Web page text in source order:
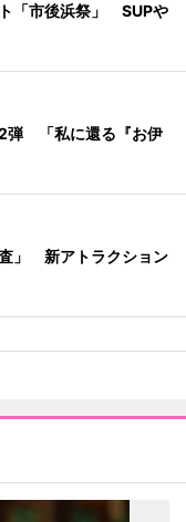
「市後浜祭」 SUPや
弾 「私に還る『お伊
」 新アトラクション